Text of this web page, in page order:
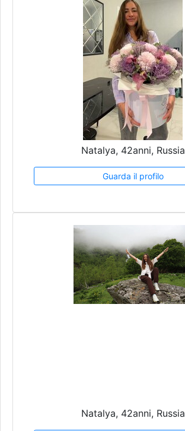
Natalya, 42anni, Russia
Guarda il profilo
Natalya, 42anni, Russia